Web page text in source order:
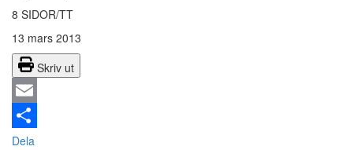
8 SIDOR/TT
13 mars 2013
Skriv ut
Email
Dela